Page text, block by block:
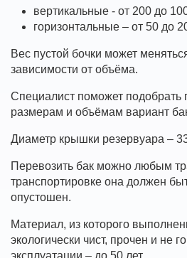
вертикальные - от 200 до
горизонтальные – от 50 до
Вес пустой бочки может
зависимости от объёма.
Специалист поможет подобрать
размерам и объёмам вариант
Диаметр крышки резервуара –
Перевозить бак можно любым
транспортировке она должен
опустошен.
Материал, из которого
экологически чист, прочен и не
эксплуатации – до 50 лет.